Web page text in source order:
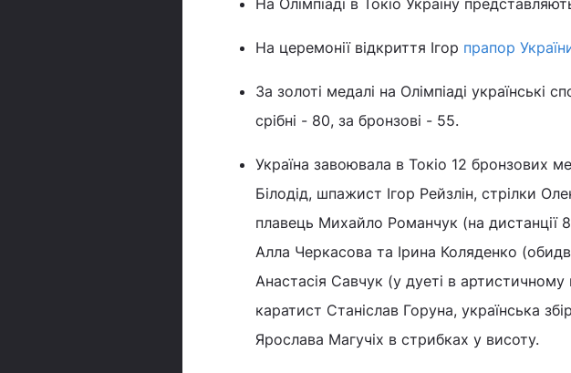
На Олімпіаді в Токіо Україну
На церемонії відкриття Ігор прапор
За золоті медалі на Олімпіаді українські
срібні - 80, за бронзові - 55.
Україна завоювала в Токіо 12 бронзових
Білодід, шпажист Ігор Рейзлін, стрілки
плавець Михайло Романчук (на дистанції
Алла Черкасова та Ірина Коляденко
Анастасія Савчук (у дуеті в
каратист Станіслав Горуна, українська
Ярослава Магучіх в стрибках у висоту.